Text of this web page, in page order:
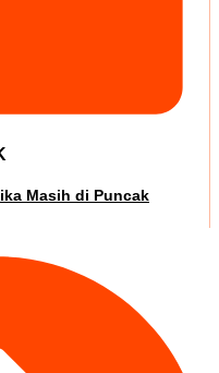
Masih di Puncak